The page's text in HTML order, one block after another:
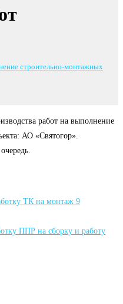
строительно-монтажных
работ на выполнение
АО «Святогор».
ТК на монтаж 9
ППР на сборку и работу